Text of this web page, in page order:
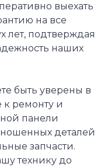
выехать
на все
лет, подтверждая
наших
быть уверены в
ремонту и
панели
деталей
запчасти.
технику до